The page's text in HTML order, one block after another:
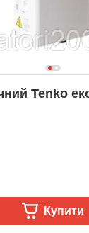
Tenko
Купити